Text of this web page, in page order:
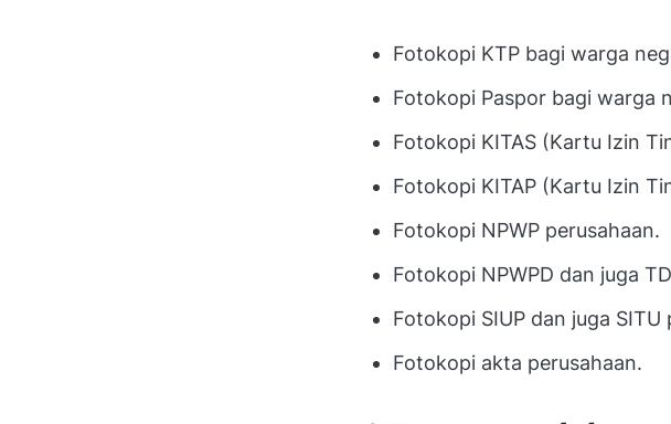
Fotokopi KTP bagi warga
Fotokopi Paspor bagi warga
Fotokopi KITAS (Kartu Izin
Fotokopi KITAP (Kartu Izin
Fotokopi NPWP perusahaan.
Fotokopi NPWPD dan juga
Fotokopi SIUP dan juga SITU
Fotokopi akta perusahaan.